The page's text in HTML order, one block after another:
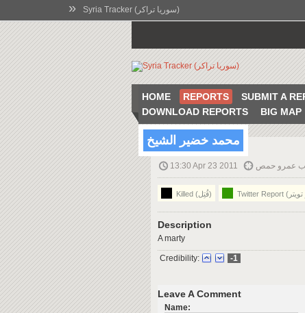
» Syria Tracker (سوريا تراكر)
HOME REPORTS SUBMIT A
DOWNLOAD REPORTS
BIG MAP
محمد خضير الشيخ
13:30 Apr 23 2011 عمرو حمص
Killed (قُتِل)
Description
A marty
Credibility: -1
Leave A Comment
Name: